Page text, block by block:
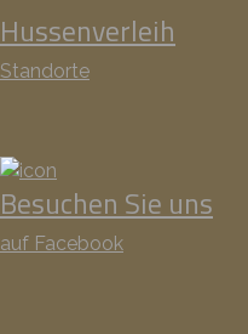
Hussenverleih
Standorte
Besuchen Sie uns
auf Facebook